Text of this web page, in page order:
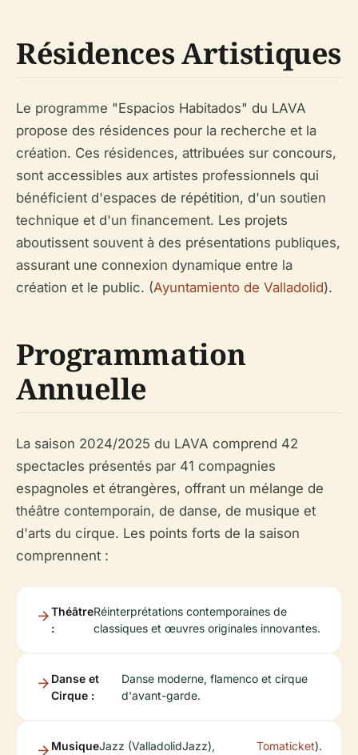
Résidences Artistiques
Le programme "Espacios Habitados" du LAVA
propose des résidences pour la recherche et la
création. Ces résidences, attribuées sur concours,
sont accessibles aux artistes professionnels qui
bénéficient d'espaces de répétition, d'un soutien
technique et d'un financement. Les projets
aboutissent souvent à des présentations publiques,
assurant une connexion dynamique entre la
création et le public. (Ayuntamiento de Valladolid).
Programmation
Annuelle
La saison 2024/2025 du LAVA comprend 42
spectacles présentés par 41 compagnies
espagnoles et étrangères, offrant un mélange de
théâtre contemporain, de danse, de musique et
d'arts du cirque. Les points forts de la saison
comprennent :
Théâtre
:
Réinterprétations contemporaines de
classiques et œuvres originales innovantes.
Danse et
Cirque :
Danse moderne, flamenco et cirque
d'avant-garde.
MusiqueJazz (ValladolidJazz),
Tomaticket).